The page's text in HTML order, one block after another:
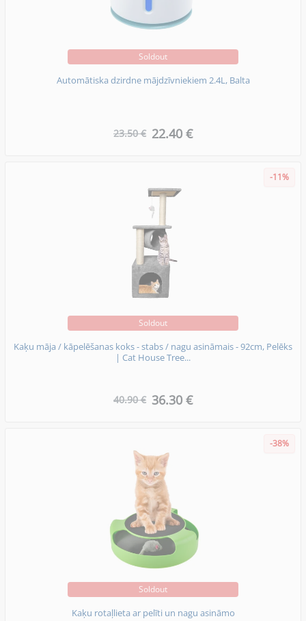
Soldout
Automātiska dzirdne mājdzīvniekiem 2.4L, Balta
23.50 € 22.40 €
-11%
Soldout
Kaķu māja / kāpelēšanas koks - stabs / nagu asināmais - 92cm, Pelēks
| Cat House Tree...
40.90 € 36.30 €
-38%
Soldout
Kaķu rotaļlieta ar pelīti un nagu asināmo